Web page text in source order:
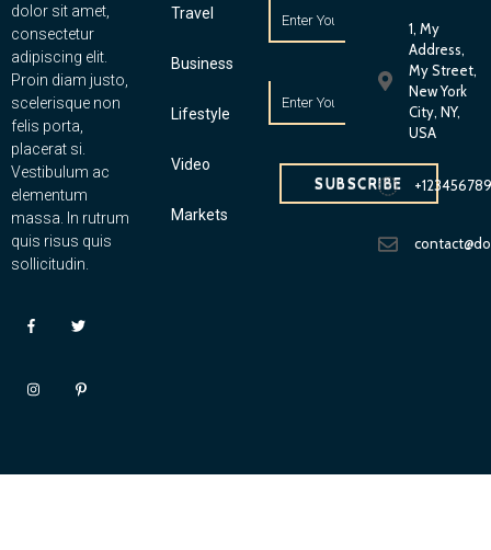
dolor sit amet,
consectetur
adipiscing elit.
Proin diam justo,
scelerisque non
felis porta,
placerat si.
Vestibulum ac
elementum
massa. In rutrum
quis risus quis
sollicitudin.
Travel
Business
Lifestyle
Video
Markets
SUBSCRIBE
1, My
Address,
My Street,
New York
City, NY,
USA